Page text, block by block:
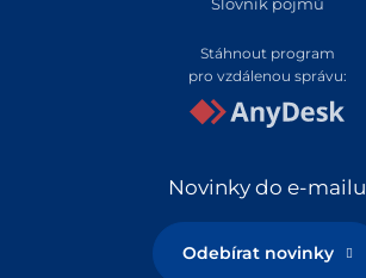
Stáhnout program
pro vzdálenou správu:
Novinky do e-mailu
Odebírat novinky